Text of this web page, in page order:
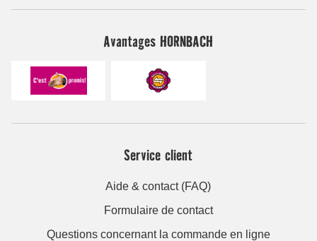
Avantages HORNBACH
Service client
Aide & contact (FAQ)
Formulaire de contact
Questions concernant la commande en ligne